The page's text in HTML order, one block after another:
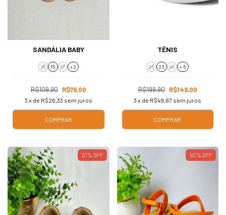
SANDÁLIA BABY
16 15 17 + 2
R$109,90 R$79,00
3 x de R$26,33 sem juros
COMPRAR
TÊNIS
26 23 24 + 5
R$199,90 R$149,00
3 x de R$49,67 sem juros
COMPRAR
21% OFF 50% OFF